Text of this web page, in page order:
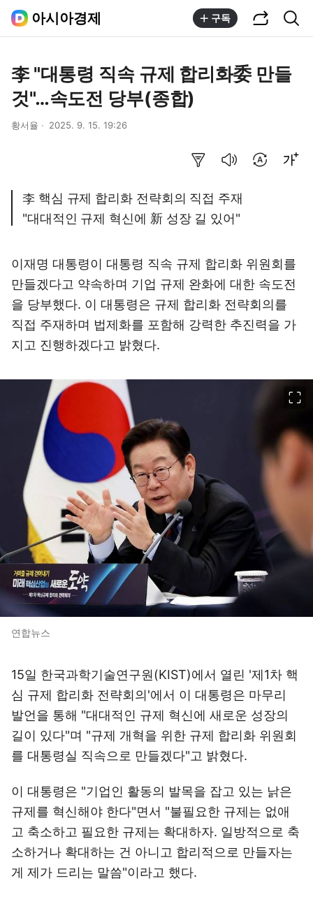
아시아경제 구독
李 "대통령 직속 규제 합리화委 만들
것"…속도전 당부(종합)
황서율 2025. 9. 15. 19:26
李 핵심 규제 합리화 전략회의 직접 주재
"대대적인 규제 혁신에 新 성장 길 있어"
이재명 대통령이 대통령 직속 규제 합리화 위원회를
만들겠다고 약속하며 기업 규제 완화에 대한 속도전
을 당부했다. 이 대통령은 규제 합리화 전략회의를
직접 주재하며 법제화를 포함해 강력한 추진력을 가
지고 진행하겠다고 밝혔다.
연합뉴스
15일 한국과학기술연구원(KIST)에서 열린 '제1차 핵
심 규제 합리화 전략회의'에서 이 대통령은 마무리
발언을 통해 "대대적인 규제 혁신에 새로운 성장의
길이 있다"며 "규제 개혁을 위한 규제 합리화 위원회
를 대통령실 직속으로 만들겠다"고 밝혔다.
이 대통령은 "기업인 활동의 발목을 잡고 있는 낡은
규제를 혁신해야 한다"면서 "불필요한 규제는 없애
고 축소하고 필요한 규제는 확대하자. 일방적으로 축
소하거나 확대하는 건 아니고 합리적으로 만들자는
게 제가 드리는 말씀"이라고 했다.